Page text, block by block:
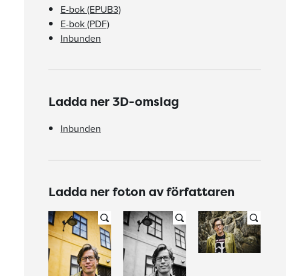
E-bok (EPUB3)
E-bok (PDF)
Inbunden
Ladda ner 3D-omslag
Inbunden
Ladda ner foton av författaren